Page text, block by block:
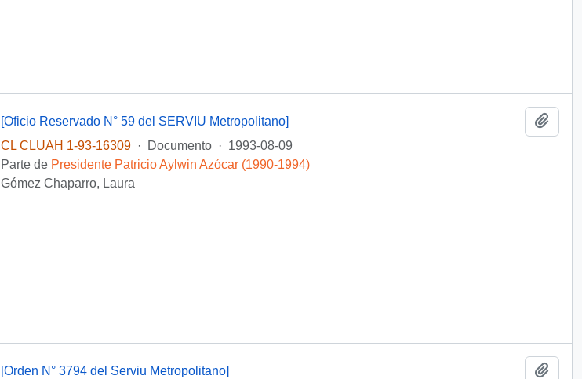
[Oficio Reservado N° 59 del SERVIU Metropolitano]
CL CLUAH 1-93-16309
· Documento · 1993-08-09
Parte de Presidente Patricio Aylwin Azócar (1990-1994)
Gómez Chaparro, Laura
[Orden N° 3794 del Serviu Metropolitano]